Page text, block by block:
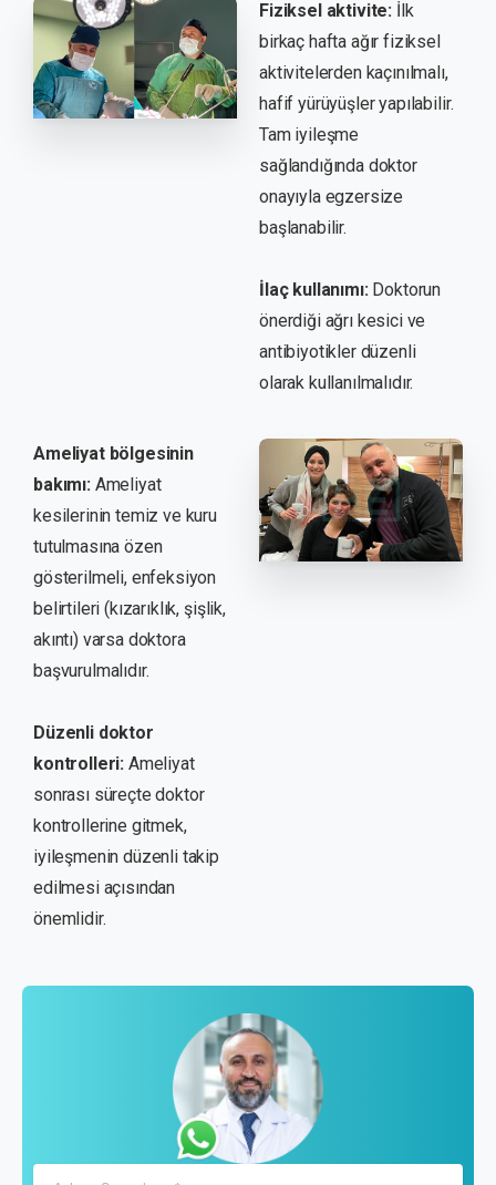
Fiziksel aktivite: İlk
birkaç hafta ağır fiziksel
aktivitelerden kaçınılmalı,
hafif yürüyüşler yapılabilir.
Tam iyileşme
sağlandığında doktor
onayıyla egzersize
başlanabilir.
İlaç kullanımı:Doktorun
önerdiği ağrı kesici ve
antibiyotikler düzenli
olarak kullanılmalıdır.
Ameliyat bölgesinin
bakımı:Ameliyat
kesilerinin temiz ve kuru
tutulmasına özen
gösterilmeli, enfeksiyon
belirtileri (kızarıklık, şişlik,
akıntı) varsa doktora
başvurulmalıdır.
Düzenli doktor
kontrolleri: Ameliyat
sonrası süreçte doktor
kontrollerine gitmek,
iyileşmenin düzenli takip
edilmesi açısından
önemlidir.